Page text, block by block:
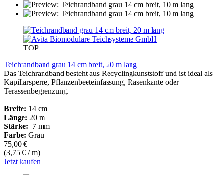
TOP
Teichrandband grau 14 cm breit, 20 m lang
Das Teichrandband besteht aus Recyclingkunststoff und ist ideal als
Kapillarsperre, Pflanzenbeeteinfassung, Rasenkante oder
Terassenbegrenzung.
Breite: 14 cm
Länge: 20 m
Stärke: 7 mm
Farbe: Grau
75,00 €
(3,75 € / m)
Jetzt kaufen